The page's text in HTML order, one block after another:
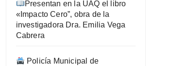
Presentan en la UAQ el libro
«Impacto Cero”, obra de la
investigadora Dra. Emilia Vega
Cabrera
Policía Municipal de